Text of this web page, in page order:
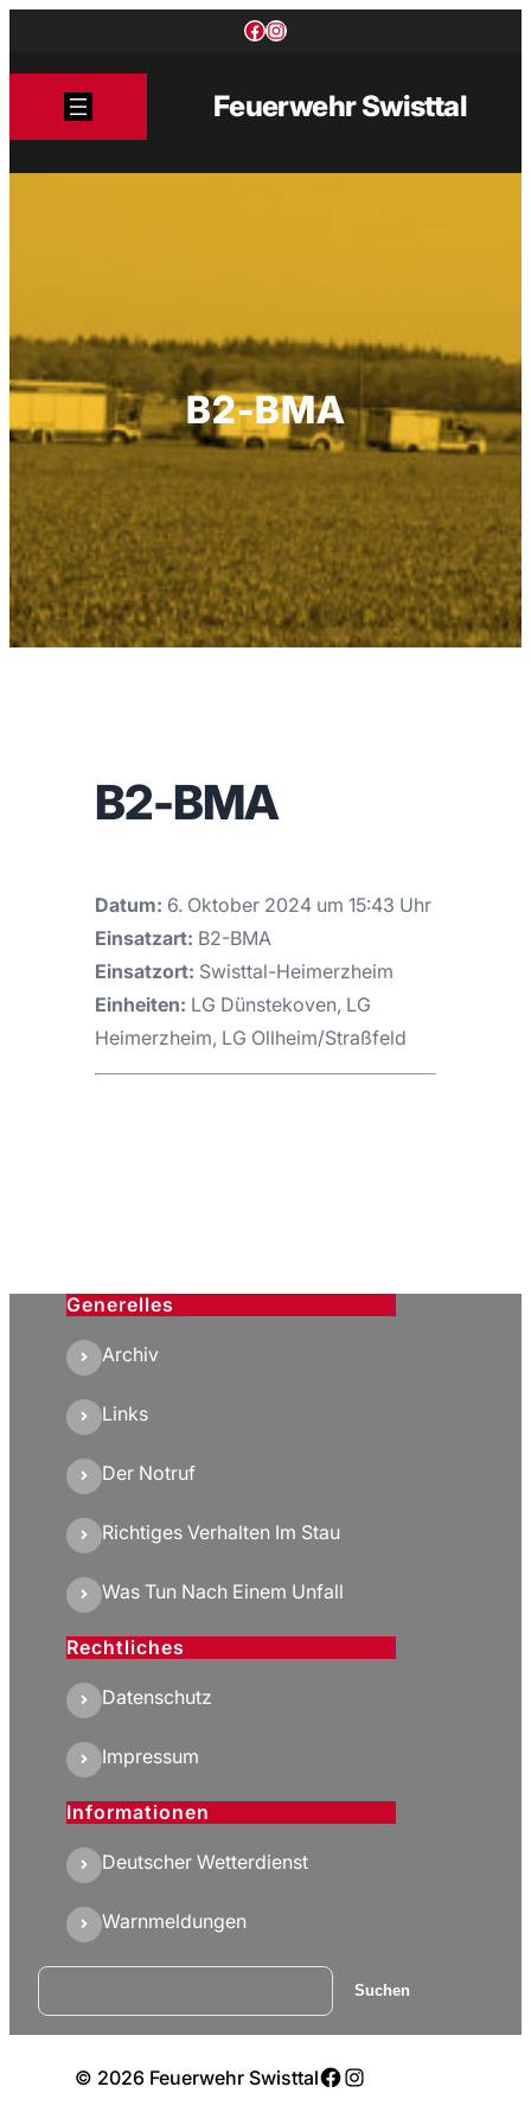
Facebook
Instagram
Feuerwehr Swisttal
B2-BMA
B2-BMA
Datum: 6. Oktober 2024 um 15:43 Uhr
Einsatzart: B2-BMA
Einsatzort: Swisttal-Heimerzheim
Einheiten: LG Dünstekoven, LG
Heimerzheim, LG Ollheim/Straßfeld
Generelles
Archiv
Links
Der Notruf
Richtiges Verhalten Im Stau
Was Tun Nach Einem Unfall
Rechtliches
Datenschutz
Impressum
Informationen
Deutscher Wetterdienst
Warnmeldungen
Suchen Suchen
© 2026 Feuerwehr SwisttalFacebook
Instagram